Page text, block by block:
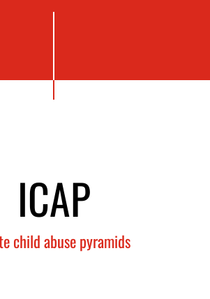
ICAP
child abuse pyramids